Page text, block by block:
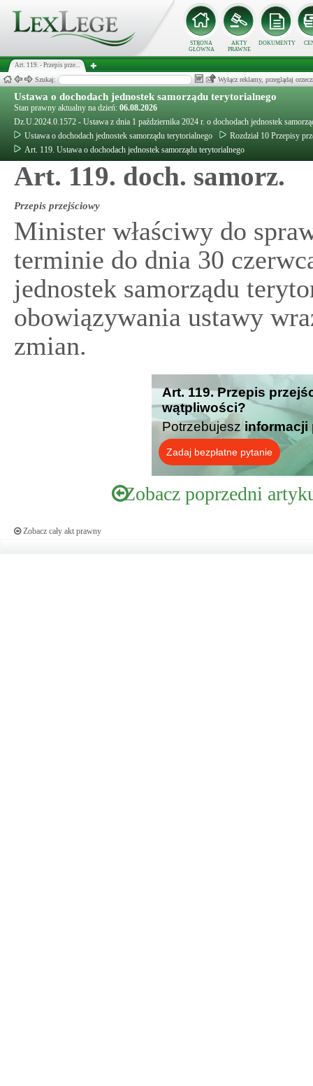
STRONA
GŁÓWNA
AKTY
PRAWNE
DOKUMENTY
Art. 119. - Przepis prze...
Szukaj: Wyłącz reklamy, przeglądaj
Ustawa o dochodach jednostek samorządu terytorialnego
Stan prawny aktualny na dzień: 06.08.2026
Dz.U.2024.0.1572 - Ustawa z dnia 1 października 2024 r. o dochodach jednostek
Ustawa o dochodach jednostek samorządu terytorialnego
Rozdział 10 Przepisy
Art. 119. Ustawa o dochodach jednostek samorządu terytorialnego
Art. 119. doch. samorz.
Przepis przejściowy
Minister właściwy do
terminie do dnia 30
jednostek samorządu
obowiązywania ustawy
zmian.
Art. 119. Przepis
wątpliwości?
Potrzebujesz informacji
Zadaj bezpłatne pytanie
Zobacz poprzedni
Zobacz cały akt prawny